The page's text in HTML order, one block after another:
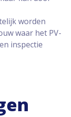
worden
waar het PV-
inspectie